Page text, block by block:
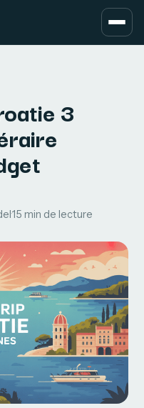
3
·15 min de lecture